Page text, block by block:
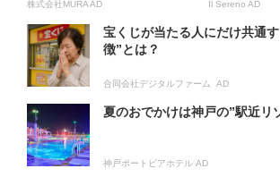
株式会社MURA AD Il Sereno AD
宝くじが当たる人にだけ共通
徴”とは？
合同会社デジタルファーム AD
夏のおでかけは神戸の”駅近リ
神戸ポートピアホテル AD